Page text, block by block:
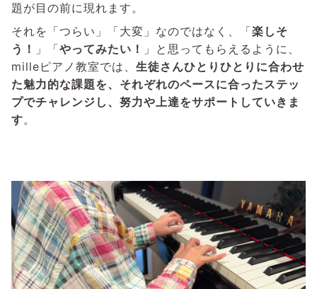
題が目の前に現れます。
それを「つらい」「大変」なのではなく、「楽しそ
う！
」「やってみたい！
」と思ってもらえるように、
milleピアノ教室では、 生徒さんひとりひとりに合わせ
た魅力的な課題を、それぞれのペースに合ったステッ
プでチャレンジし、努力や上達をサポートしていきま
す。